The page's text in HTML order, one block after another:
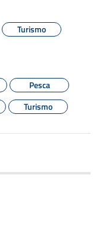
Turismo
Pesca
Turismo